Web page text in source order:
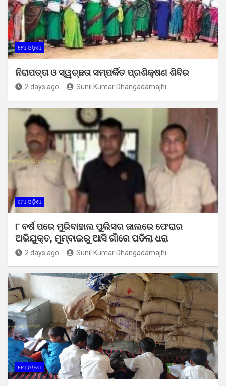
ମୋ ଓଡ଼ିଶା
ନିରାପତ୍ତା ଓ ସ୍ୱଚ୍ଛତା ସମ୍ପର୍କିତ ପ୍ରଶିକ୍ଷଣ ଶିବିର
2 days ago Sunil Kumar Dhangadamajhi
ମୋ ଓଡ଼ିଶା
୮ ବର୍ଷ ପରେ ମୁରିବାହାଲ ପୁଲିସର ଜାଲରେ ଫେରାର
ଅଭିଯୁକ୍ତ, ମୁମ୍ବାଇରୁ ଆସି ଗାଁରେ ପଡିଲା ଧରା
2 days ago Sunil Kumar Dhangadamajhi
ମୋ ଓଡ଼ିଶା